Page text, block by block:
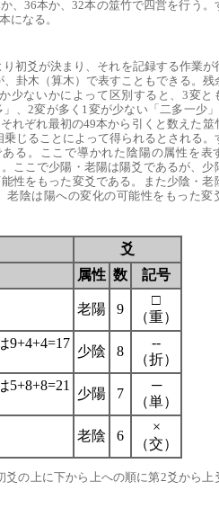
、36本か、32本の筮竹で四営を行う。
になる。
初爻が決まり、それを記録する作業が
卦木（算木）で表すこともできる。残
少ないかによって区別すると、3変と
、2変が多く1変が少ない「二多一少
れぞれ最初の49本から引くと数えた筮
じることによって得られるとされる。
る。ここで導かれた陰陽の属性を表
ここで少陽・老陽は陽爻であるが、少
性をもった変爻である。また少陰・老
陰は陽への変化の可能性をもった変
爻
属性 数 記号
老陽 9
□
（重）
9+4+4=17
少陰 8
--
（折）
5+8+8=21
少陽 7
─
（単）
老陰 6
×
（交）
の上に下から上への順に第2爻から上